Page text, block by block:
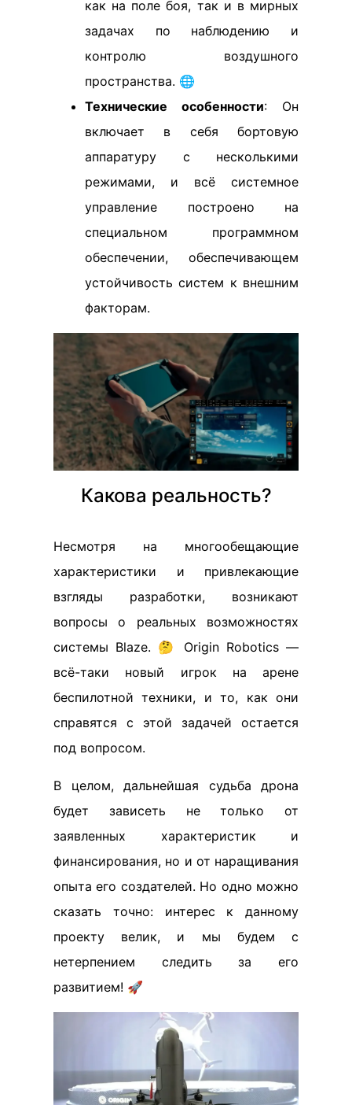
как на поле боя, так и в мирных
задачах по наблюдению и
контролю воздушного
пространства. 🌐
Технические особенности: Он
включает в себя бортовую
аппаратуру с несколькими
режимами, и всё системное
управление построено на
специальном программном
обеспечении, обеспечивающем
устойчивость систем к внешним
факторам.
Какова реальность?
Несмотря на многообещающие
характеристики и привлекающие
взгляды разработки, возникают
вопросы о реальных возможностях
системы Blaze. 🤔 Origin Robotics —
всё-таки новый игрок на арене
беспилотной техники, и то, как они
справятся с этой задачей остается
под вопросом.
В целом, дальнейшая судьба дрона
будет зависеть не только от
заявленных характеристик и
финансирования, но и от наращивания
опыта его создателей. Но одно можно
сказать точно: интерес к данному
проекту велик, и мы будем с
нетерпением следить за его
развитием! 🚀